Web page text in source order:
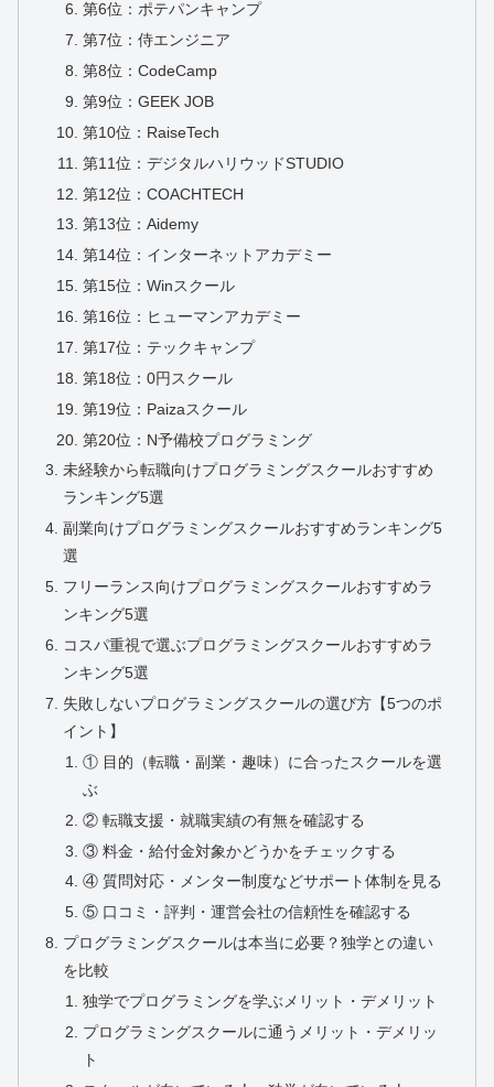
第6位：ポテパンキャンプ
第7位：侍エンジニア
第8位：CodeCamp
第9位：GEEK JOB
第10位：RaiseTech
第11位：デジタルハリウッドSTUDIO
第12位：COACHTECH
第13位：Aidemy
第14位：インターネットアカデミー
第15位：Winスクール
第16位：ヒューマンアカデミー
第17位：テックキャンプ
第18位：0円スクール
第19位：Paizaスクール
第20位：N予備校プログラミング
未経験から転職向けプログラミングスクールおすすめ
ランキング5選
副業向けプログラミングスクールおすすめランキング5
選
フリーランス向けプログラミングスクールおすすめラ
ンキング5選
コスパ重視で選ぶプログラミングスクールおすすめラ
ンキング5選
失敗しないプログラミングスクールの選び方【5つのポ
イント】
① 目的（転職・副業・趣味）に合ったスクールを選
ぶ
② 転職支援・就職実績の有無を確認する
③ 料金・給付金対象かどうかをチェックする
④ 質問対応・メンター制度などサポート体制を見る
⑤ 口コミ・評判・運営会社の信頼性を確認する
プログラミングスクールは本当に必要？独学との違い
を比較
独学でプログラミングを学ぶメリット・デメリット
プログラミングスクールに通うメリット・デメリッ
ト